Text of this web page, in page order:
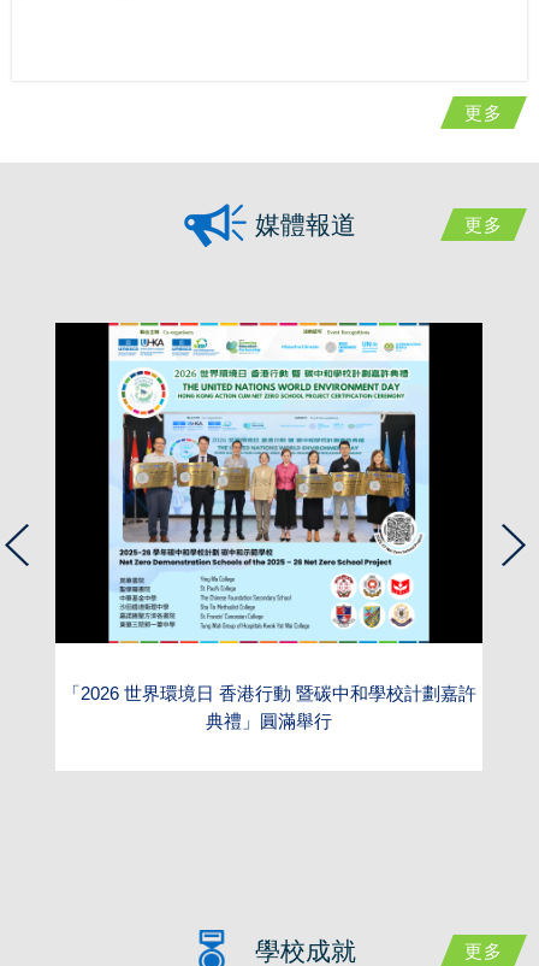
更多
更多
媒體報道
「2026 世界環境日 香港行動 暨碳中和學校計劃嘉許
典禮」圓滿舉行
更多
學校成就